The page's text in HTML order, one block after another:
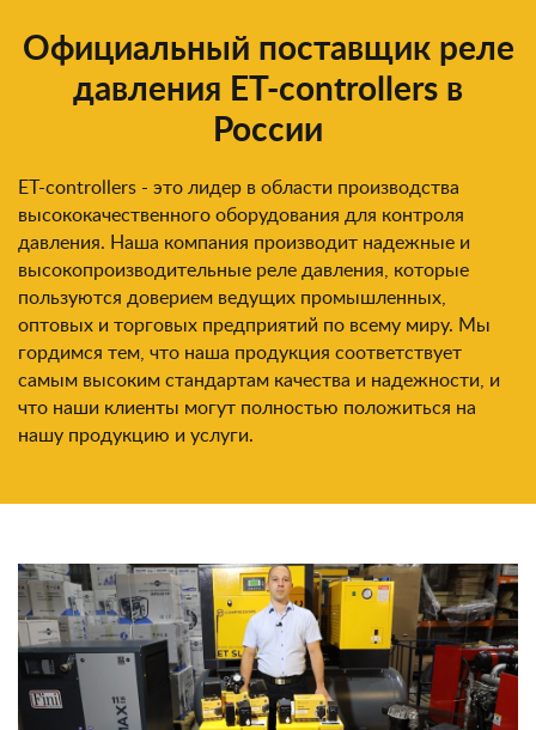
Официальный поставщик реле
давления ET-controllers в
России
ET-controllers - это лидер в области производства
высококачественного оборудования для контроля
давления. Наша компания производит надежные и
высокопроизводительные реле давления, которые
пользуются доверием ведущих промышленных,
оптовых и торговых предприятий по всему миру. Мы
гордимся тем, что наша продукция соответствует
самым высоким стандартам качества и надежности, и
что наши клиенты могут полностью положиться на
нашу продукцию и услуги.